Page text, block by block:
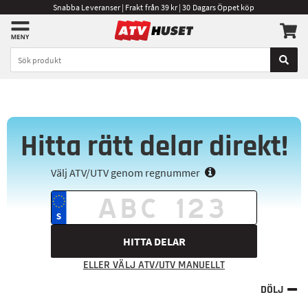
Snabba Leveranser | Frakt från 39 kr | 30 Dagars Öppet köp
Hitta rätt delar direkt!
Välj ATV/UTV genom regnummer
HITTA DELAR
ELLER VÄLJ ATV/UTV MANUELLT
DÖLJ